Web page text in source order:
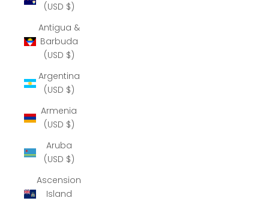
(USD $)
Antigua &
Barbuda
(USD $)
Argentina
(USD $)
Armenia
(USD $)
Aruba
(USD $)
Ascension
Island